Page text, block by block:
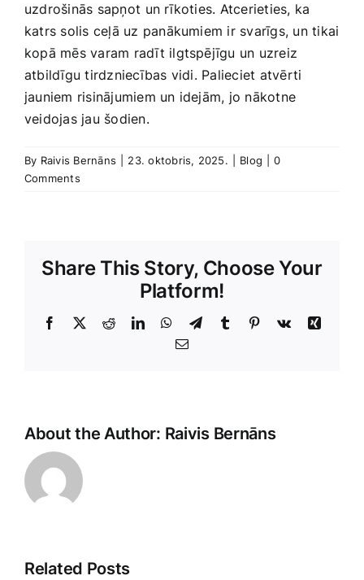
uzdrošinās ‍sapņot ⁤un rīkoties. Atcerieties, ​ka
katrs solis ceļā ‌uz panākumiem ir svarīgs, un tikai
kopā mēs varam​ radīt ilgtspējīgu un uzreiz
atbildīgu tirdzniecības vidi.​ Palieciet atvērti
jauniem​ risinājumiem un idejām, jo nākotne
veidojas jau šodien.
By Raivis Bernāns 23. oktobris, 2025. Blog
0
Comments
Share This Story, Choose Your
Platform!
Facebook
X RedditLinkedInWhatsApp
TelegramTumblr Pinterest
Vk
Xing
E-
About the Author: Raivis Bernāns
Related Posts